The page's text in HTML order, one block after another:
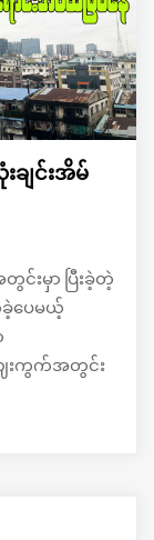
ချင်းအိမ်
င်းမှာ ပြီးခဲ့တဲ့
ပေမယ့်
ေးကွက်အတွင်း